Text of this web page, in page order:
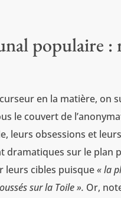
populaire
en la matière, on
le couvert de
leurs obsessions et
dramatiques sur le plan
leurs cibles puisque« la
sur la Toile ». Or,